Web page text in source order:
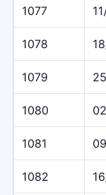
1077
1078
1079
1080
1081
1082